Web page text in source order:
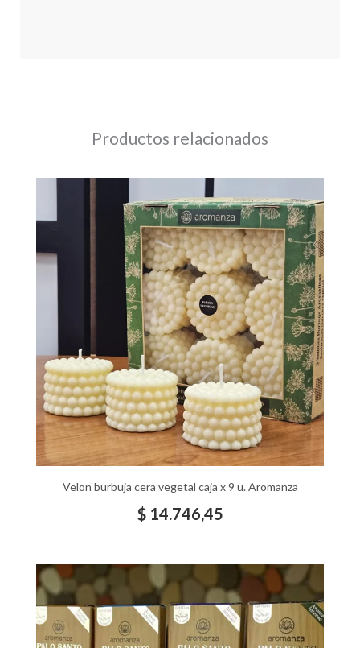
Productos relacionados
Velon burbuja cera vegetal caja x 9 u. Aromanza
$14.746,45